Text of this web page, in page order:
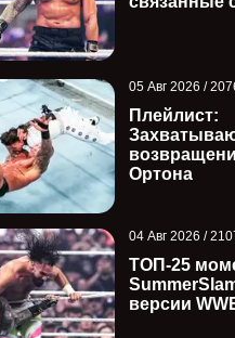
05 Авг 2026 /
Плейлист:
Ортона
04 Авг 2026 /
ТОП-25
версии